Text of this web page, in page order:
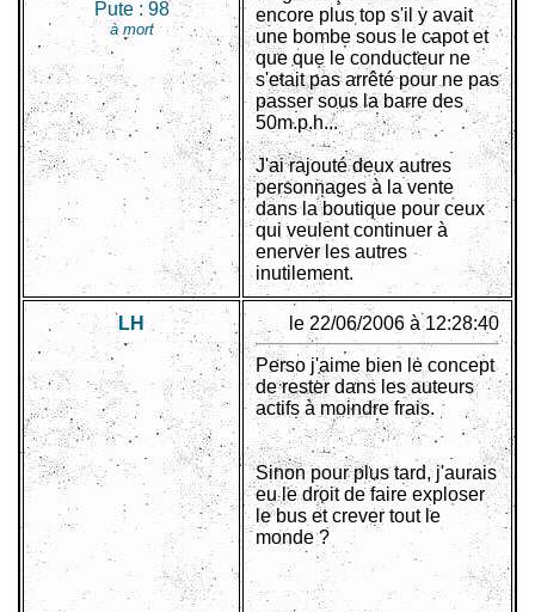
Pute : 98
à mort
encore plus top s'il y avait
une bombe sous le capot et
que que le conducteur ne
s'etait pas arrêté pour ne pas
passer sous la barre des
50m.p.h...
J'ai rajouté deux autres
personnages à la vente
dans la boutique pour ceux
qui veulent continuer à
enerver les autres
inutilement.
LH le 22/06/2006 à 12:28:40
Perso j'aime bien le concept
de rester dans les auteurs
actifs à moindre frais.
Sinon pour plus tard, j'aurais
eu le droit de faire exploser
le bus et crever tout le
monde ?